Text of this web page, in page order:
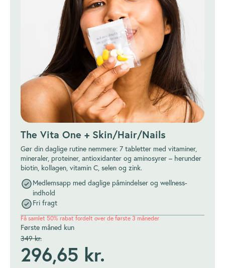
The Vita One + Skin/Hair/Nails
Gør din daglige rutine nemmere: 7 tabletter med vitaminer,
mineraler, proteiner, antioxidanter og aminosyrer – herunder
biotin, kollagen, vitamin C, selen og zink.
Medlemsapp med daglige påmindelser og wellness-
indhold
Fri fragt
Få samlet 50% rabat fordelt over de første 3 måneder
Første måned kun
349 kr.
296,65 kr.